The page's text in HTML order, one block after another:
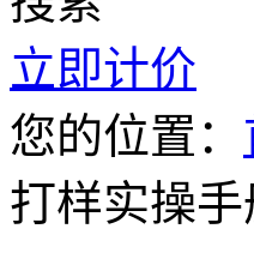
立即计价
您的位置：
打样实操